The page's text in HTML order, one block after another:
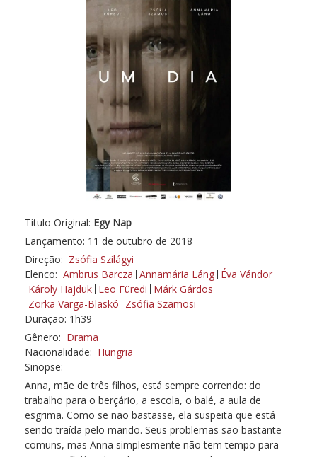
Título Original: Egy Nap
Lançamento: 11 de outubro de 2018
Direção: Zsófia Szilágyi
Elenco: Ambrus Barcza Annamária Láng Éva Vándor
Károly Hajduk Leo Füredi Márk Gárdos
Zorka Varga-Blaskó Zsófia Szamosi
Duração: 1h39
Gênero: Drama
Nacionalidade: Hungria
Sinopse:
Anna, mãe de três filhos, está sempre correndo: do
trabalho para o berçário, a escola, o balé, a aula de
esgrima. Como se não bastasse, ela suspeita que está
sendo traída pelo marido. Seus problemas são bastante
comuns, mas Anna simplesmente não tem tempo para